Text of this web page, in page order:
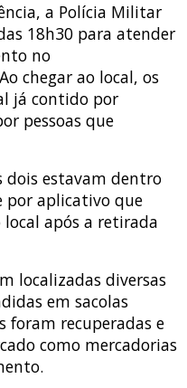
a Polícia Militar
18h30 para atender
no
chegar ao local, os
já contido por
pessoas que
dois estavam dentro
por aplicativo que
após a retirada
localizadas diversas
em sacolas
foram recuperadas e
como mercadorias